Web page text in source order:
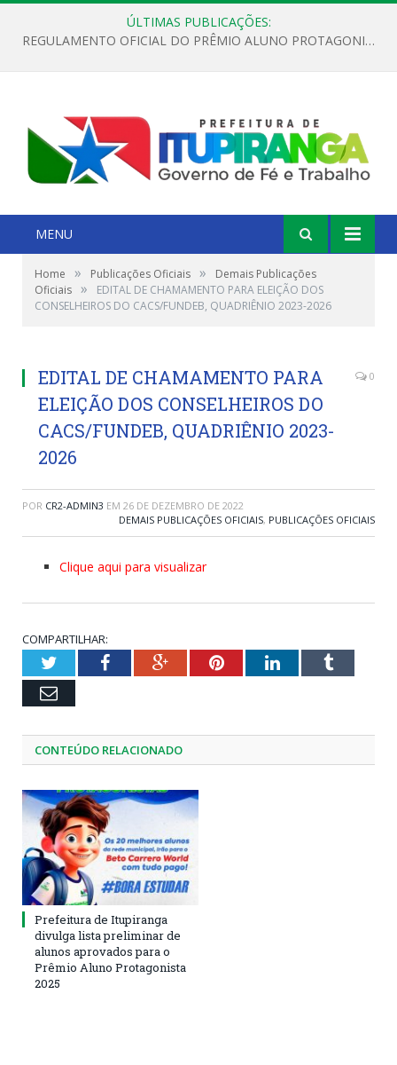
ÚLTIMAS PUBLICAÇÕES:
REGULAMENTO OFICIAL DO PRÊMIO ALUNO PROTAGONISTA – EDIÇÃO 2026
MENU
Home » Publicações Oficiais »
Demais Publicações
Oficiais »
EDITAL DE CHAMAMENTO PARA ELEIÇÃO DOS
CONSELHEIROS DO CACS/FUNDEB, QUADRIÊNIO 2023-2026
EDITAL DE CHAMAMENTO PARA
ELEIÇÃO DOS CONSELHEIROS DO
CACS/FUNDEB, QUADRIÊNIO 2023-
2026
0
POR CR2-ADMIN3 EM 26 DE DEZEMBRO DE 2022
DEMAIS PUBLICAÇÕES OFICIAIS, PUBLICAÇÕES OFICIAIS
Clique aqui para visualizar
COMPARTILHAR:
TwitterFacebookGoogle+PinterestLinkedInTumblr
Email
CONTEÚDO RELACIONADO
Prefeitura de Itupiranga
divulga lista preliminar de
alunos aprovados para o
Prêmio Aluno Protagonista
2025